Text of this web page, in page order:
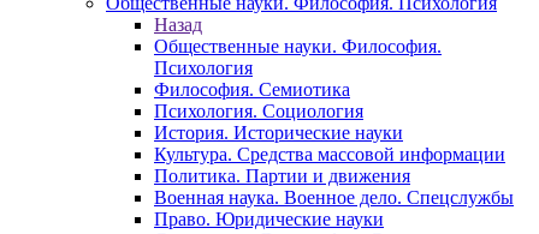
Назад
Общественные науки. Философия.
Психология
Философия. Семиотика
Психология. Социология
История. Исторические науки
Культура. Средства массовой информации
Политика. Партии и движения
Военная наука. Военное дело. Спецслужбы
Право. Юридические науки